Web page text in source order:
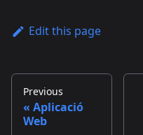
Edit this page
Previous
Aplicació
Web